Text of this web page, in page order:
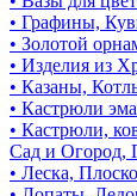
• Графины,
• Золотой
• Изделия из
• Казаны,
• Кастрюли
• Кастрюли,
Сад и Огород,
• Леска,